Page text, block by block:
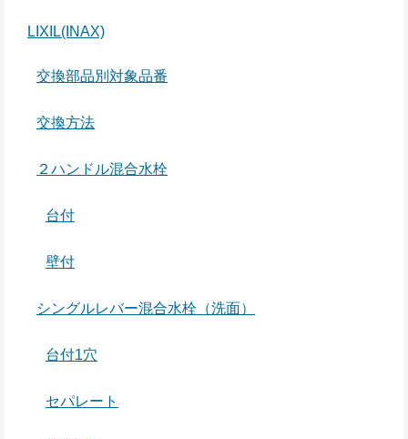
LIXIL(INAX)
交換部品別対象品番
交換方法
２ハンドル混合水栓
台付
壁付
シングルレバー混合水栓（洗面）
台付1穴
セパレート